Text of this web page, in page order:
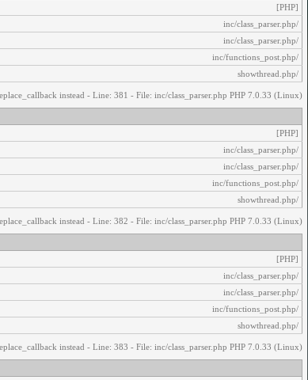
[PHP]
/inc/class_parser.php
/inc/class_parser.php
/inc/functions_post.php
/showthread.php
instead - Line: 381 - File: inc/class_parser.php PHP 7.0.33 (Linux)
[PHP]
/inc/class_parser.php
/inc/class_parser.php
/inc/functions_post.php
/showthread.php
instead - Line: 382 - File: inc/class_parser.php PHP 7.0.33 (Linux)
[PHP]
/inc/class_parser.php
/inc/class_parser.php
/inc/functions_post.php
/showthread.php
instead - Line: 383 - File: inc/class_parser.php PHP 7.0.33 (Linux)